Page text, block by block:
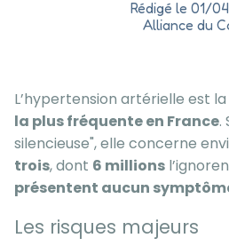
Rédigé le 01/
Alliance du
L’hypertension artérielle est la
la plus fréquente en France.
silencieuse", elle concerne
trois, dont 6 millions
présentent aucun
Les risques majeurs